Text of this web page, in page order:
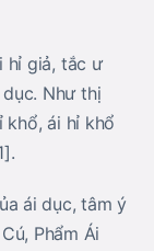
hỉ giả, tắc ư
Như thị
khổ, ái hỉ khổ
ái dục, tâm ý
Phẩm Ái